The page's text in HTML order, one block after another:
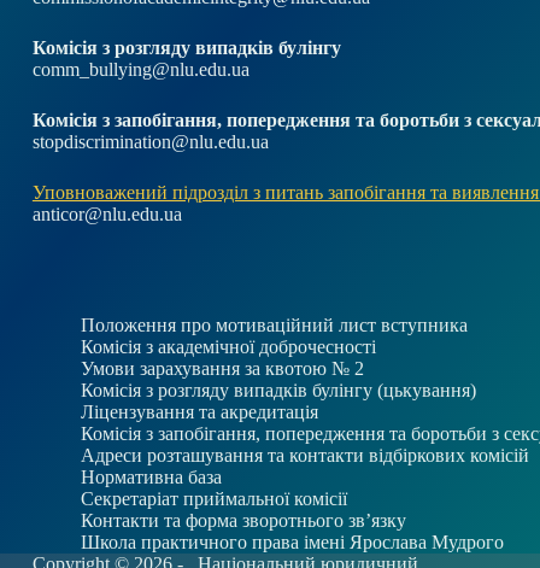
Комісія з розгляду випадків булінгу
comm_bullying@nlu.edu.ua
Комісія з запобігання, попередження та боротьби з
stopdiscrimination@nlu.edu.ua
Уповноважений підрозділ з питань запобігання та виявлення
anticor@nlu.edu.ua
Положення про мотиваційний лист вступника
Комісія з академічної доброчесності
Умови зарахування за квотою № 2
Комісія з розгляду випадків булінгу (цькування)
Ліцензування та акредитація
Комісія з запобігання, попередження та боротьби з
Адреси розташування та контакти відбіркових комісій
Нормативна база
Секретаріат приймальної комісії
Контакти та форма зворотнього зв’язку
Школа практичного права імені Ярослава Мудрого
Copyright © 2026 - Національний юридичний